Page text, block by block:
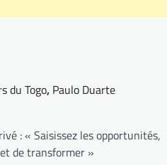
du Togo, Paulo Duarte
: « Saisissez les opportunités,
de transformer »